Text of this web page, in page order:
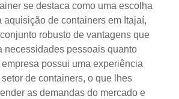
se destaca como uma escolha
aquisição de containers em Itajaí,
robusto de vantagens que
necessidades pessoais quanto
possui uma experiência
de containers, o que lhes
as demandas do mercado e